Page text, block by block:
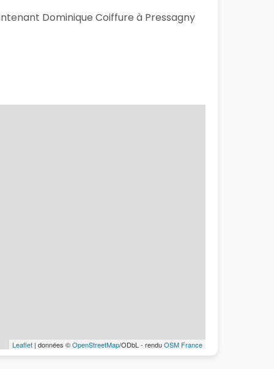
Dominique Coiffure à Pressagny
Leaflet | données ©OpenStreetMap/ODbL - renduOSM France